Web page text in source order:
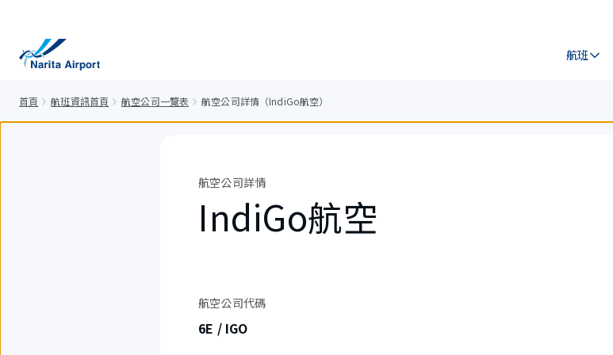
航班
首頁 航班資訊首頁 航空公司一覽表 航空公司詳情（IndiGo航空）
航空公司詳情
IndiGo航空
航空公司代碼
6E / IGO